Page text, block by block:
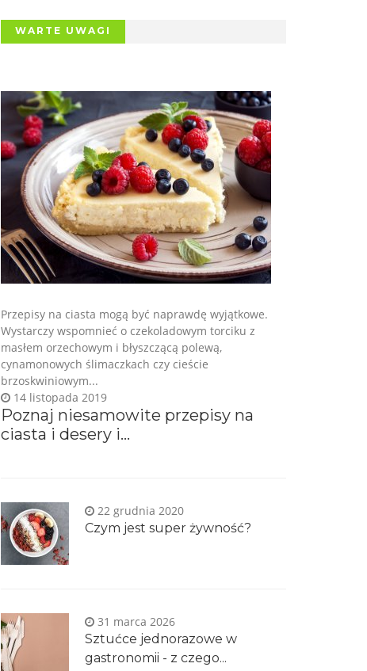
WARTE UWAGI
Poznaj niesamowite przepisy na
ciasta i desery i...
14 listopada 2019
Przepisy na ciasta mogą być naprawdę wyjątkowe.
Wystarczy wspomnieć o czekoladowym torciku z
masłem orzechowym i błyszczącą polewą,
cynamonowych ślimaczkach czy cieście
brzoskwiniowym...
Czym jest super żywność?
22 grudnia 2020
Sztućce jednorazowe w
gastronomii - z czego...
31 marca 2026